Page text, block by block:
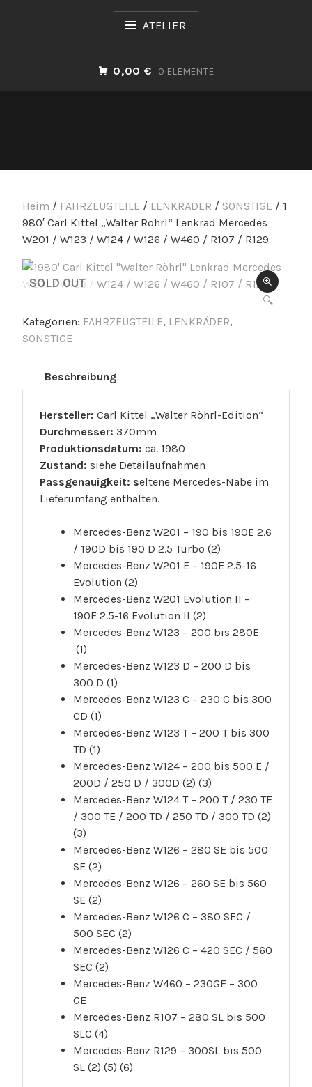
ATELIER
0,00 € 0 ELEMENTE
Heim / FAHRZEUGTEILE / LENKRÄDER / SONSTIGE / 1
980′ Carl Kittel „Walter Röhrl“ Lenkrad Mercedes
W201 / W123 / W124 / W126 / W460 / R107 / R129
🔍
SOLD OUT
Kategorien: FAHRZEUGTEILE, LENKRÄDER,
SONSTIGE
Beschreibung
Hersteller: Carl Kittel „Walter Röhrl-Edition“
Durchmesser: 370mm
Produktionsdatum: ca. 1980
Zustand: siehe Detailaufnahmen
Passgenauigkeit: seltene Mercedes-Nabe im
Lieferumfang enthalten.
Mercedes-Benz W201 – 190 bis 190E 2.6
/ 190D bis 190 D 2.5 Turbo (2)
Mercedes-Benz W201 E – 190E 2.5-16
Evolution (2)
Mercedes-Benz W201 Evolution II –
190E 2.5-16 Evolution II (2)
Mercedes-Benz W123 – 200 bis 280E
(1)
Mercedes-Benz W123 D – 200 D bis
300 D (1)
Mercedes-Benz W123 C – 230 C bis 300
CD (1)
Mercedes-Benz W123 T – 200 T bis 300
TD (1)
Mercedes-Benz W124 – 200 bis 500 E /
200D / 250 D / 300D (2) (3)
Mercedes-Benz W124 T – 200 T / 230 TE
/ 300 TE / 200 TD / 250 TD / 300 TD (2)
(3)
Mercedes-Benz W126 – 280 SE bis 500
SE (2)
Mercedes-Benz W126 – 260 SE bis 560
SE (2)
Mercedes-Benz W126 C – 380 SEC /
500 SEC (2)
Mercedes-Benz W126 C – 420 SEC / 560
SEC (2)
Mercedes-Benz W460 – 230GE – 300
GE
Mercedes-Benz R107 – 280 SL bis 500
SLC (4)
Mercedes-Benz R129 – 300SL bis 500
SL (2) (5) (6)